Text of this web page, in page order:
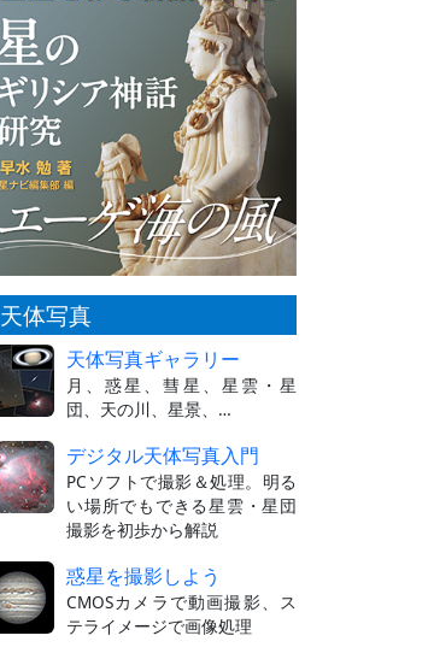
天体写真
天体写真ギャラリー
月、惑星、彗星、星雲・星
団、天の川、星景、…
デジタル天体写真入門
PCソフトで撮影＆処理。明る
い場所でもできる星雲・星団
撮影を初歩から解説
惑星を撮影しよう
CMOSカメラで動画撮影、ス
テライメージで画像処理